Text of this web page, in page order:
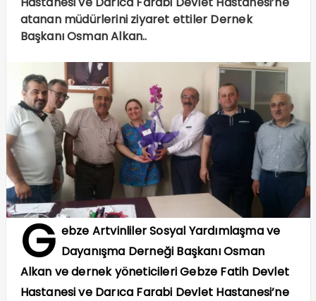
atanan müdürlerini ziyaret ettiler Dernek
Başkanı Osman Alkan..
G ebze Artvinliler Sosyal Yardımlaşma ve
Dayanışma Derneği Başkanı Osman
Alkan ve dernek yöneticileri Gebze Fatih Devlet
Hastanesi ve Darıca Farabi Devlet Hastanesi’ne